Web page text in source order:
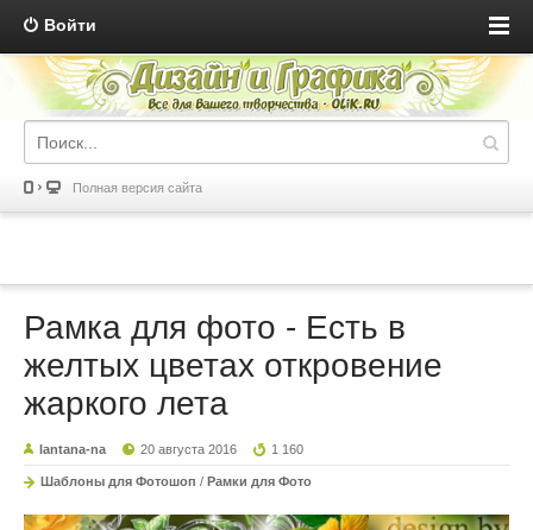
Войти
Полная версия сайта
Рамка для фото - Есть в
желтых цветах откровение
жаркого лета
lantana-na 20 августа 2016 1 160
Шаблоны для Фотошоп / Рамки для Фото